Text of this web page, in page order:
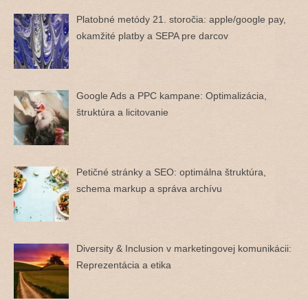
Platobné metódy 21. storočia: apple/google pay,
okamžité platby a SEPA pre darcov
Google Ads a PPC kampane: Optimalizácia,
štruktúra a licitovanie
Petičné stránky a SEO: optimálna štruktúra,
schema markup a správa archívu
Diversity & Inclusion v marketingovej komunikácii:
Reprezentácia a etika